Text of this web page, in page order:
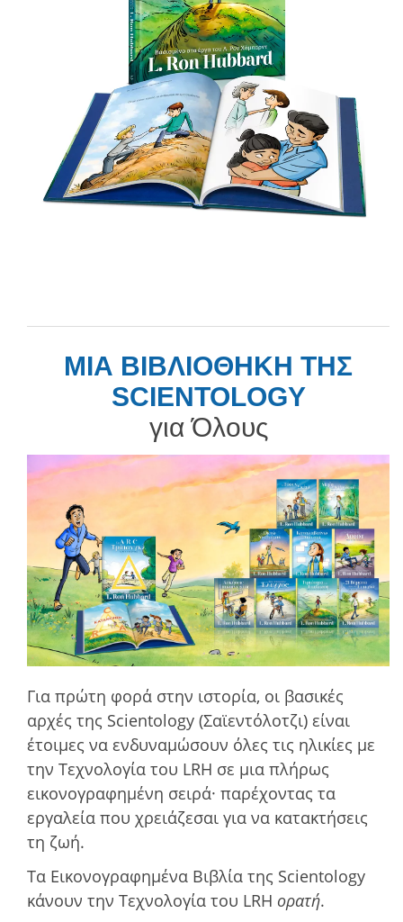
ΜΙΑ ΒΙΒΛΙΟΘΗΚΗ ΤΗΣ
SCIENTOLOGY
για Όλους
Για πρώτη φορά στην ιστορία, οι βασικές
αρχές της Scientology (Σαϊεντόλοτζι) είναι
έτοιμες να ενδυναμώσουν όλες τις ηλικίες με
την Τεχνολογία του LRH σε μια πλήρως
εικονογραφημένη σειρά· παρέχοντας τα
εργαλεία που χρειάζεσαι για να κατακτήσεις
τη ζωή.
Τα Εικονογραφημένα Βιβλία της Scientology
κάνουν την Τεχνολογία του LRH ορατή.